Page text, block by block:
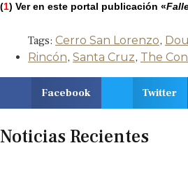
(1) Ver en este portal publicación «
Tags: Cerro San Lorenzo,
Rincón, Santa Cruz, The
Facebook Twitter
Noticias Recientes